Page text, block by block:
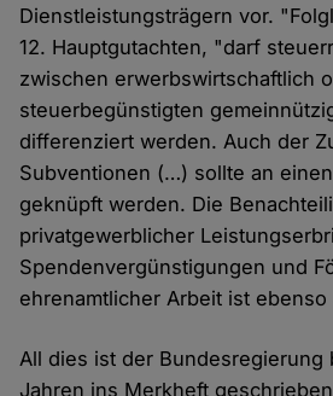
Dienstleistungsträgern vor.
12. Hauptgutachten, "darf
zwischen erwerbswirtschaftlich
steuerbegünstigten
differenziert werden. Auch der
Subventionen (…) sollte an
geknüpft werden. Die
privatgewerblicher
Spendenvergünstigungen und
ehrenamtlicher Arbeit ist
All dies ist der Bundesregierung
Jahren ins Merkheft